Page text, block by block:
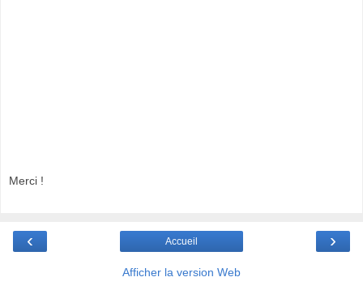
Merci !
‹ ›
Accueil
Afficher la version Web